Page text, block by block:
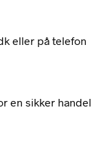
eller på telefon
en sikker handel